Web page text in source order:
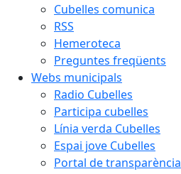
Cubelles comunica
RSS
Hemeroteca
Preguntes freqüents
Webs municipals
Radio Cubelles
Participa cubelles
Línia verda Cubelles
Espai jove Cubelles
Portal de transparència